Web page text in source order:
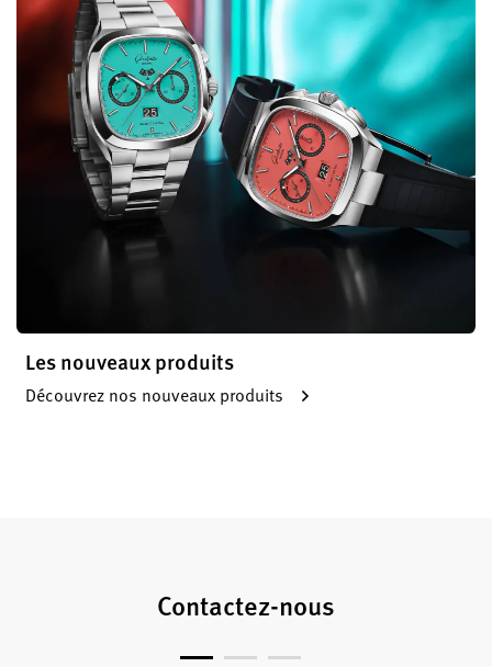
Les nouveaux produits
Découvrez nos nouveaux produits
Contactez-nous